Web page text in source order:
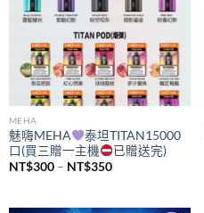
MEHA
魅嗨MEHA
泰坦TITAN15000
口(買三贈一主機
已贈送完)
NT$300 – NT$350價